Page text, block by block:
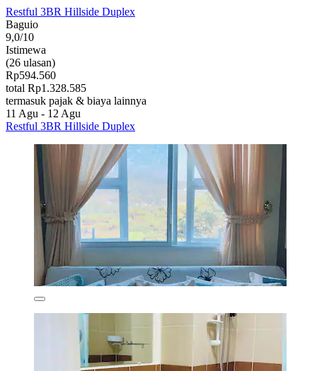
Restful 3BR Hillside Duplex
Baguio
9,0/10
Istimewa
(26 ulasan)
Rp594.560
total Rp1.328.585
termasuk pajak & biaya lainnya
11 Agu - 12 Agu
Restful 3BR Hillside Duplex